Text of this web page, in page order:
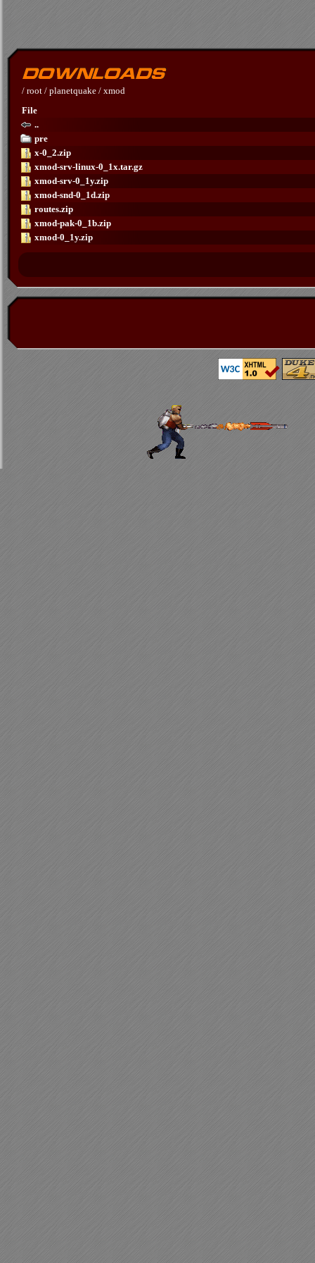
/ root / planetquake / xmod
File
..
pre
x-0_2.zip
xmod-srv-linux-0_1x.tar.gz
xmod-srv-0_1y.zip
xmod-snd-0_1d.zip
routes.zip
xmod-pak-0_1b.zip
xmod-0_1y.zip